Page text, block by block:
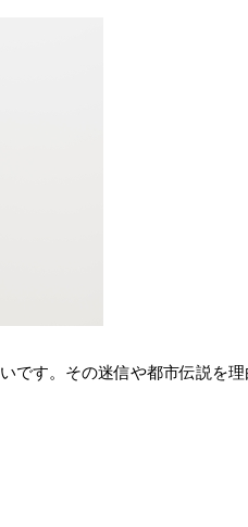
です。その迷信や都市伝説を理